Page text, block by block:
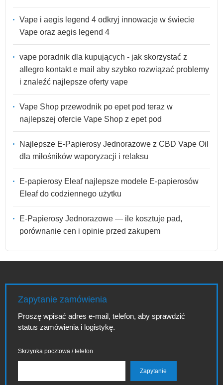
Vape i aegis legend 4 odkryj innowacje w świecie
Vape oraz aegis legend 4
vape poradnik dla kupujących - jak skorzystać z
allegro kontakt e mail aby szybko rozwiązać problemy
i znaleźć najlepsze oferty vape
Vape Shop przewodnik po epet pod teraz w
najlepszej ofercie Vape Shop z epet pod
Najlepsze E-Papierosy Jednorazowe z CBD Vape Oil
dla miłośników waporyzacji i relaksu
E-papierosy Eleaf najlepsze modele E-papierosów
Eleaf do codziennego użytku
E-Papierosy Jednorazowe — ile kosztuje pad,
porównanie cen i opinie przed zakupem
Zapytanie zamówienia
Proszę wpisać adres e-mail, telefon, aby sprawdzić
status zamówienia i logistykę.
Skrzynka pocztowa / telefon